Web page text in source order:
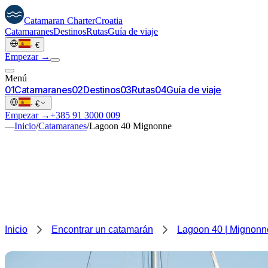
Catamaran CharterCroatia
CatamaranesDestinosRutasGuía de viaje
· €
Empezar →
Menú
01Catamaranes02Destinos03Rutas04Guía de viaje
· €
Empezar →+385 91 3000 009
—Inicio/Catamaranes/Lagoon 40 Mignonne
Inicio Encontrar un catamarán Lagoon 40 |